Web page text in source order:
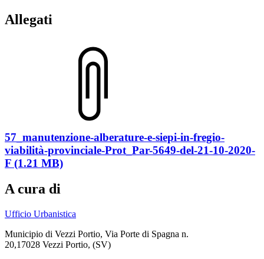
Allegati
57_manutenzione-alberature-e-siepi-in-fregio-
viabilità-provinciale-Prot_Par-5649-del-21-10-2020-
F (1.21 MB)
A cura di
Ufficio Urbanistica
Municipio di Vezzi Portio, Via Porte di Spagna n.
20,17028 Vezzi Portio, (SV)